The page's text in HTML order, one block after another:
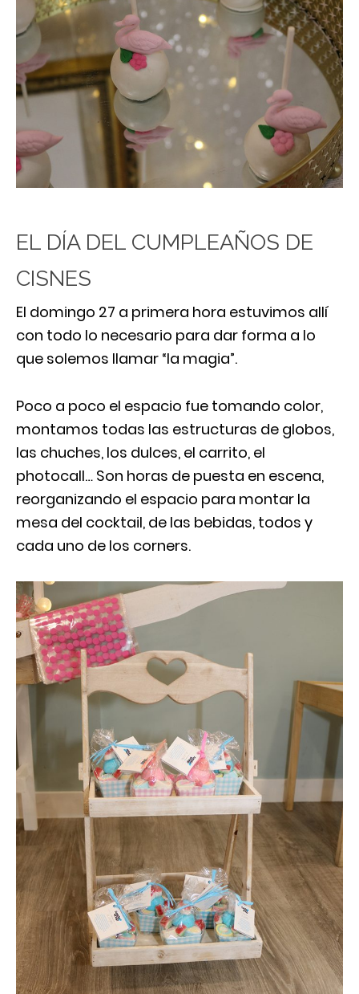
EL DÍA DEL CUMPLEAÑOS DE
CISNES
El domingo 27 a primera hora estuvimos allí
con todo lo necesario para dar forma a lo
que solemos llamar “la magia”.
Poco a poco el espacio fue tomando color,
montamos todas las estructuras de globos,
las chuches, los dulces, el carrito, el
photocall… Son horas de puesta en escena,
reorganizando el espacio para montar la
mesa del cocktail, de las bebidas, todos y
cada uno de los corners.